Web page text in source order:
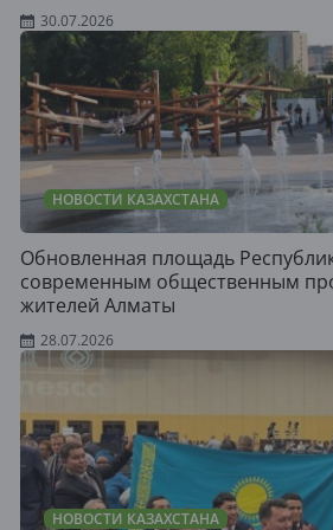
30.07.2026
НОВОСТИ КАЗАХСТАНА
Обновленная площадь
современным общественным
жителей Алматы
28.07.2026
НОВОСТИ КАЗАХСТАНА